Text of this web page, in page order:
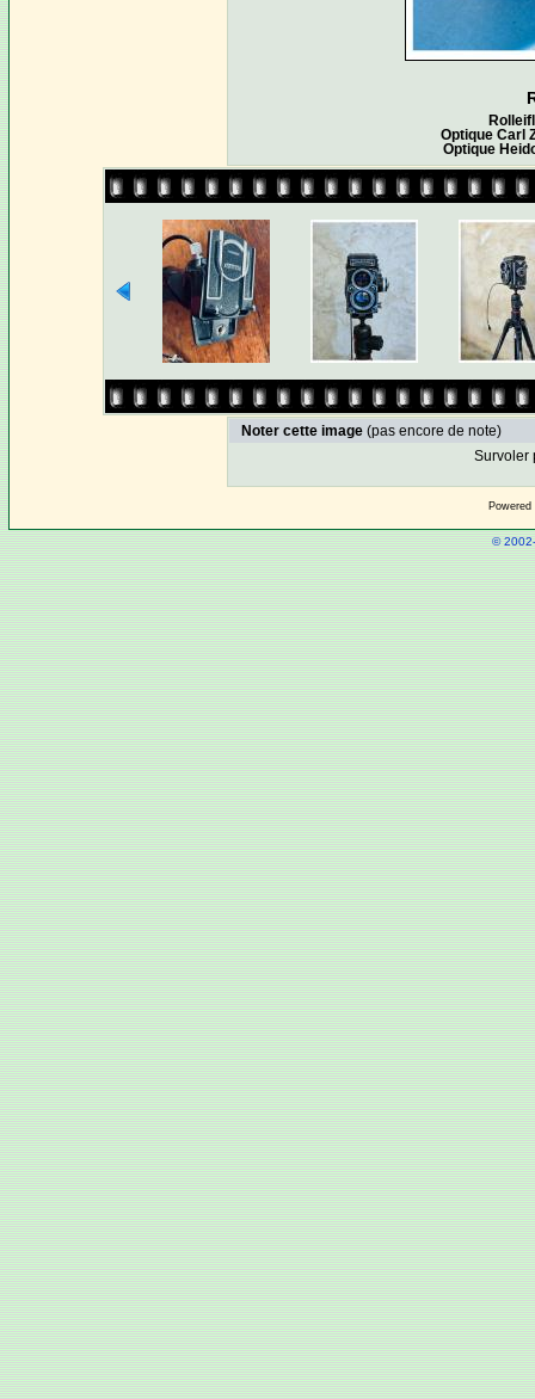
Optique Carl
Optique
Noter cette image (pas encore de note)
Survoler
©